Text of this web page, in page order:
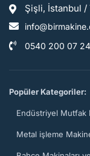
Şişli, İstanbul /
0540 200 07 24
Popüler Kategoriler:
Endüstriyel Mutfak
Metal işleme